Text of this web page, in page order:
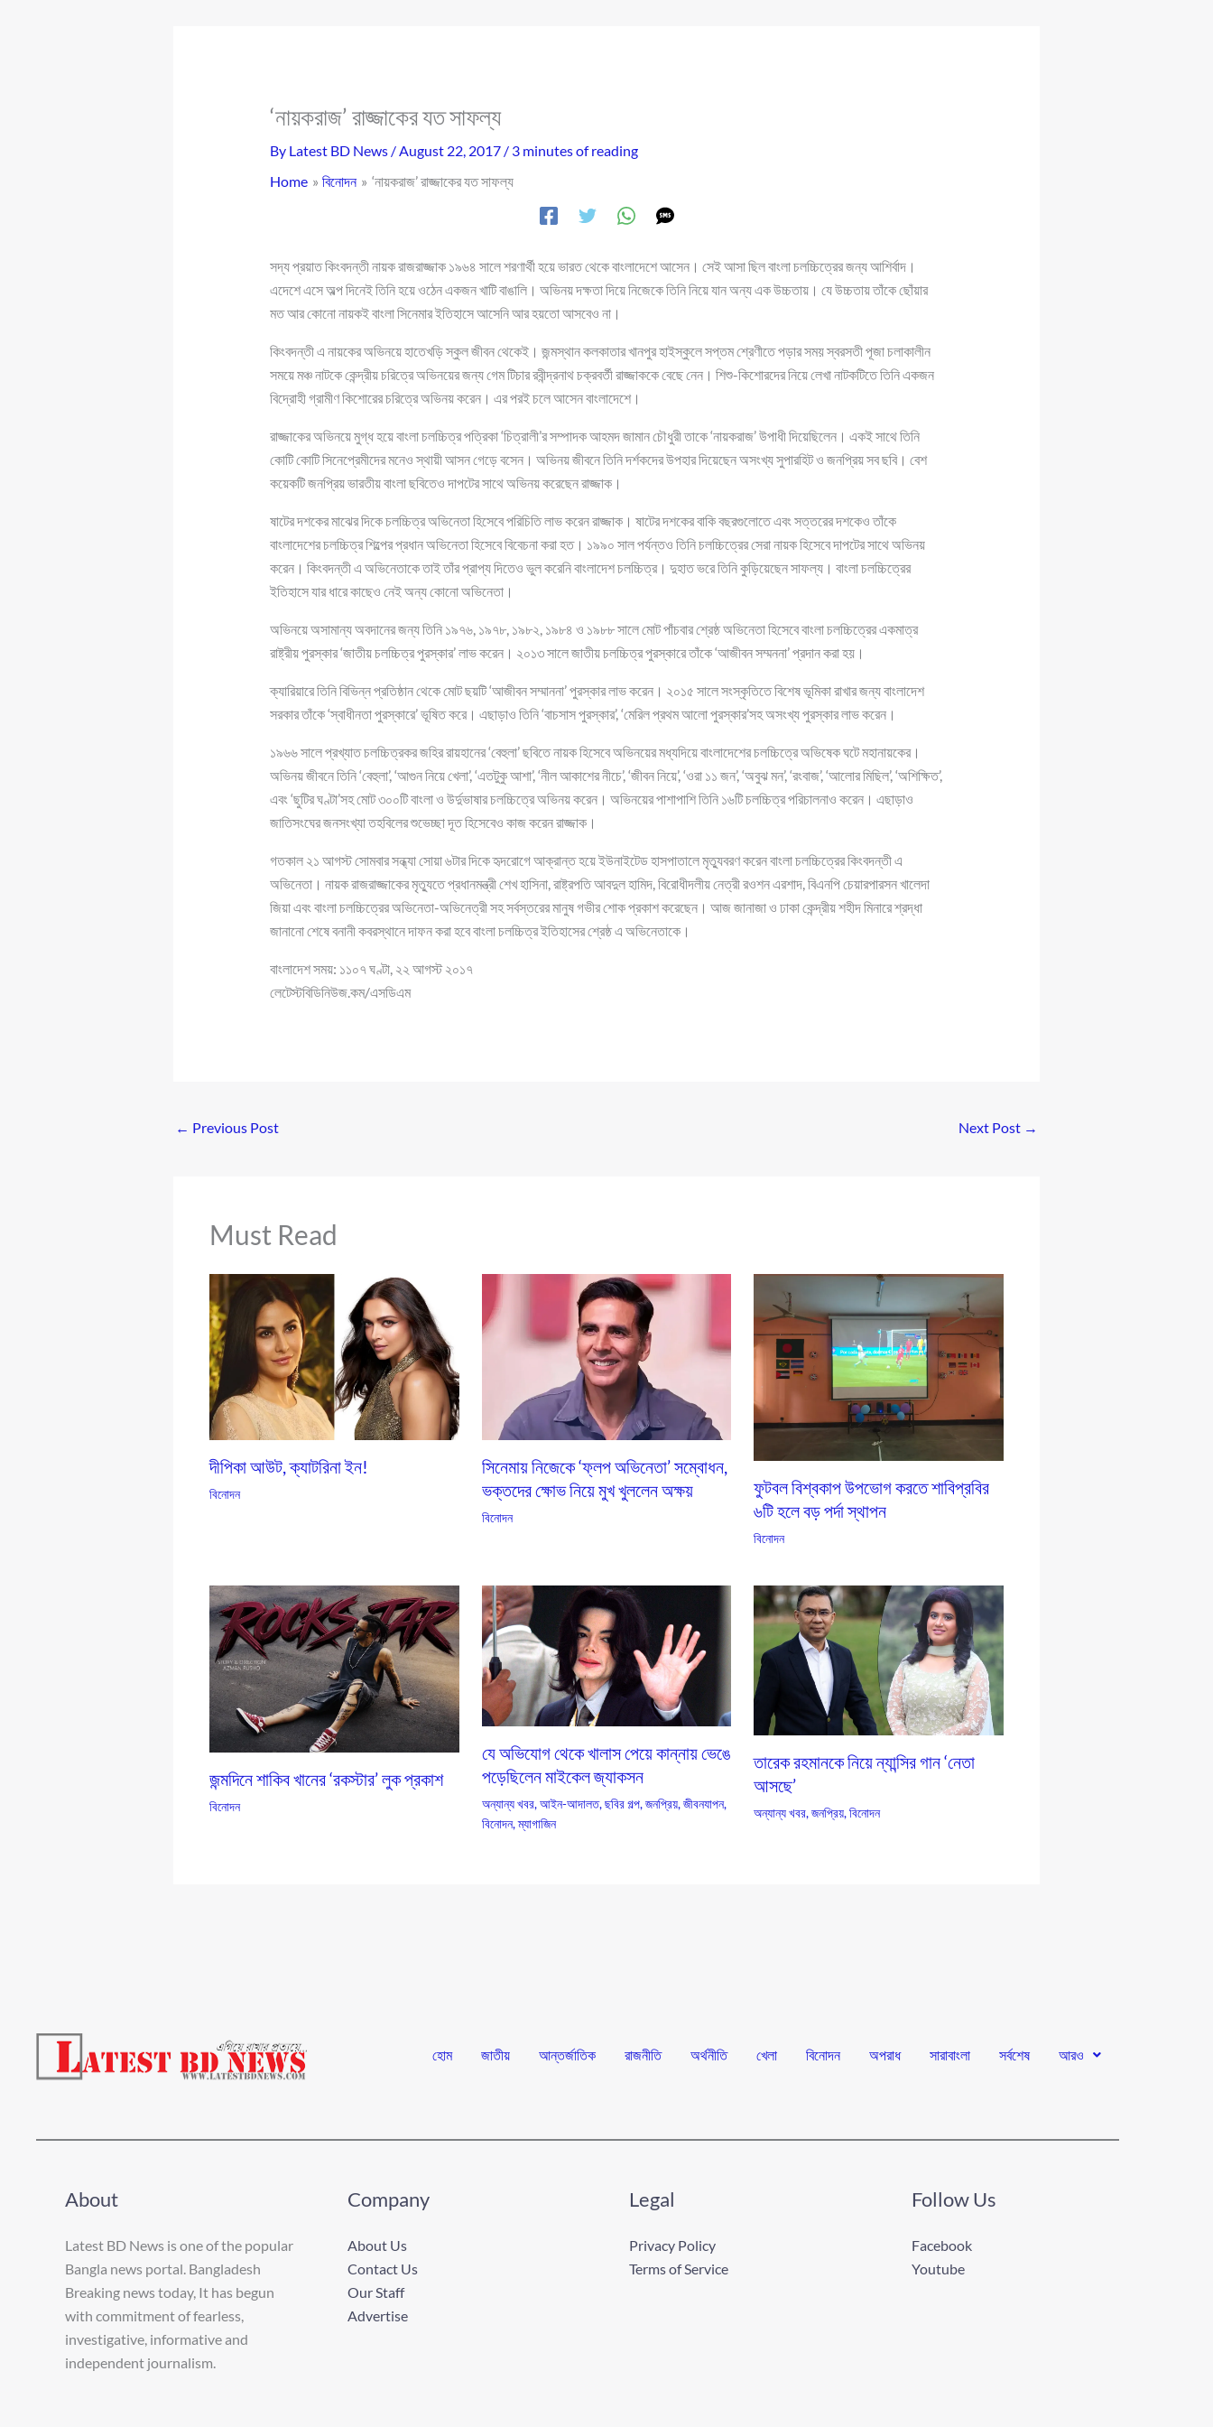
‘নায়করাজ’ রাজ্জাকের যত সাফল্য
By Latest BD News /August 22, 2017 / 3 minutes of reading
Home
বিনোদন ‘নায়করাজ’ রাজ্জাকের যত সাফল্য
সদ্য প্রয়াত কিংবদন্তী নায়ক রাজরাজ্জাক ১৯৬৪ সালে শরণার্থী হয়ে ভারত থেকে বাংলাদেশে আসেন। সেই আসা ছিল বাংলা চলচ্চিত্রের জন্য আশির্বাদ।
এদেশে এসে অল্প দিনেই তিনি হয়ে ওঠেন একজন খাটি বাঙালি। অভিনয় দক্ষতা দিয়ে নিজেকে তিনি নিয়ে যান অন্য এক উচ্চতায়। যে উচ্চতায় তাঁকে ছোঁয়ার
মত আর কোনো নায়কই বাংলা সিনেমার ইতিহাসে আসেনি আর হয়তো আসবেও না।
কিংবদন্তী এ নায়কের অভিনয়ে হাতেখড়ি স্কুল জীবন থেকেই। জন্মস্থান কলকাতার খানপুর হাইস্কুলে সপ্তম শ্রেণীতে পড়ার সময় স্বরসতী পূজা চলাকালীন
সময়ে মঞ্চ নাটকে কেন্দ্রীয় চরিত্রে অভিনয়ের জন্য গেম টিচার রবীন্দ্রনাথ চক্রবর্তী রাজ্জাককে বেছে নেন। শিশু-কিশোরদের নিয়ে লেখা নাটকটিতে তিনি একজন
বিদ্রোহী গ্রামীণ কিশোরের চরিত্রে অভিনয় করেন। এর পরই চলে আসেন বাংলাদেশে।
রাজ্জাকের অভিনয়ে মুগ্ধ হয়ে বাংলা চলচ্চিত্র পত্রিকা ‘চিত্রালী’র সম্পাদক আহমদ জামান চৌধুরী তাকে ‘নায়করাজ’ উপাধী দিয়েছিলেন। একই সাথে তিনি
কোটি কোটি সিনেপ্রেমীদের মনেও স্থায়ী আসন গেড়ে বসেন। অভিনয় জীবনে তিনি দর্শকদের উপহার দিয়েছেন অসংখ্য সুপারহিট ও জনপ্রিয় সব ছবি। বেশ
কয়েকটি জনপ্রিয় ভারতীয় বাংলা ছবিতেও দাপটের সাথে অভিনয় করেছেন রাজ্জাক।
ষাটের দশকের মাঝের দিকে চলচ্চিত্র অভিনেতা হিসেবে পরিচিতি লাভ করেন রাজ্জাক। ষাটের দশকের বাকি বছরগুলোতে এবং সত্তরের দশকেও তাঁকে
বাংলাদেশের চলচ্চিত্র শিল্পের প্রধান অভিনেতা হিসেবে বিবেচনা করা হত। ১৯৯০ সাল পর্যন্তও তিনি চলচ্চিত্রের সেরা নায়ক হিসেবে দাপটের সাথে অভিনয়
করেন। কিংবদন্তী এ অভিনেতাকে তাই তাঁর প্রাপ্য দিতেও ভুল করেনি বাংলাদেশ চলচ্চিত্র। দুহাত ভরে তিনি কুড়িয়েছেন সাফল্য। বাংলা চলচ্চিত্রের
ইতিহাসে যার ধারে কাছেও নেই অন্য কোনো অভিনেতা।
অভিনয়ে অসামান্য অবদানের জন্য তিনি ১৯৭৬, ১৯৭৮, ১৯৮২, ১৯৮৪ ও ১৯৮৮ সালে মোট পাঁচবার শ্রেষ্ঠ অভিনেতা হিসেবে বাংলা চলচ্চিত্রের একমাত্র
রাষ্ট্রীয় পুরস্কার ‘জাতীয় চলচ্চিত্র পুরস্কার’ লাভ করেন। ২০১৩ সালে জাতীয় চলচ্চিত্র পুরস্কারে তাঁকে ‘আজীবন সম্মননা’ প্রদান করা হয়।
ক্যারিয়ারে তিনি বিভিন্ন প্রতিষ্ঠান থেকে মোট ছয়টি ‘আজীবন সম্মাননা’ পুরস্কার লাভ করেন। ২০১৫ সালে সংস্কৃতিতে বিশেষ ভূমিকা রাখার জন্য বাংলাদেশ
সরকার তাঁকে ‘স্বাধীনতা পুরস্কারে’ ভূষিত করে। এছাড়াও তিনি ‘বাচসাস পুরস্কার’, ‘মেরিল প্রথম আলো পুরস্কার’সহ অসংখ্য পুরস্কার লাভ করেন।
১৯৬৬ সালে প্রখ্যাত চলচ্চিত্রকর জহির রায়হানের ‘বেহুলা’ ছবিতে নায়ক হিসেবে অভিনয়ের মধ্যদিয়ে বাংলাদেশের চলচ্চিত্রে অভিষেক ঘটে মহানায়কের।
অভিনয় জীবনে তিনি ‘বেহুলা’, ‘আগুন নিয়ে খেলা’, ‘এতটুকু আশা’, ‘নীল আকাশের নীচে’, ‘জীবন নিয়ে’, ‘ওরা ১১ জন’, ‘অবুঝ মন’, ‘রংবাজ’, ‘আলোর মিছিল’, ‘অশিক্ষিত’,
এবং ‘ছুটির ঘণ্টা’সহ মোট ৩০০টি বাংলা ও উর্দুভাষার চলচ্চিত্রে অভিনয় করেন। অভিনয়ের পাশাপাশি তিনি ১৬টি চলচ্চিত্র পরিচালনাও করেন। এছাড়াও
জাতিসংঘের জনসংখ্যা তহবিলের শুভেচ্ছা দূত হিসেবেও কাজ করেন রাজ্জাক।
গতকাল ২১ আগস্ট সোমবার সন্ধ্যা সোয়া ৬টার দিকে হৃদরোগে আক্রান্ত হয়ে ইউনাইটেড হাসপাতালে মৃত্যুবরণ করেন বাংলা চলচ্চিত্রের কিংবদন্তী এ
অভিনেতা। নায়ক রাজরাজ্জাকের মৃত্যুতে প্রধানমন্ত্রী শেখ হাসিনা, রাষ্ট্রপতি আবদুল হামিদ, বিরোধীদলীয় নেত্রী রওশন এরশাদ, বিএনপি চেয়ারপারসন খালেদা
জিয়া এবং বাংলা চলচ্চিত্রের অভিনেতা-অভিনেত্রী সহ সর্বস্তরের মানুষ গভীর শোক প্রকাশ করেছেন। আজ জানাজা ও ঢাকা কেন্দ্রীয় শহীদ মিনারে শ্রদ্ধা
জানানো শেষে বনানী কবরস্থানে দাফন করা হবে বাংলা চলচ্চিত্র ইতিহাসের শ্রেষ্ঠ এ অভিনেতাকে।
বাংলাদেশ সময়: ১১০৭ ঘণ্টা, ২২ আগস্ট ২০১৭
লেটেস্টবিডিনিউজ.কম/এসডিএম
← Previous Post Next Post →
Must Read
দীপিকা আউট, ক্যাটরিনা ইন!
বিনোদন
সিনেমায় নিজেকে ‘ফ্লপ অভিনেতা’ সম্বোধন,
ভক্তদের ক্ষোভ নিয়ে মুখ খুললেন অক্ষয়
বিনোদন
ফুটবল বিশ্বকাপ উপভোগ করতে শাবিপ্রবির
৬টি হলে বড় পর্দা স্থাপন
বিনোদন
জন্মদিনে শাকিব খানের ‘রকস্টার’ লুক প্রকাশ
বিনোদন
যে অভিযোগ থেকে খালাস পেয়ে কান্নায় ভেঙে
পড়েছিলেন মাইকেল জ্যাকসন
অন্যান্য খবর,আইন-আদালত,ছবির গল্প,জনপ্রিয়,জীবনযাপন,
বিনোদন,ম্যাগাজিন
তারেক রহমানকে নিয়ে ন্যান্সির গান ‘নেতা
আসছে’
অন্যান্য খবর,জনপ্রিয়,বিনোদন
হোম জাতীয় আন্তর্জাতিক রাজনীতি অর্থনীতি খেলা বিনোদন অপরাধ সারাবাংলা সর্বশেষ আরও
About
Latest BD News is one of the popular
Bangla news portal. Bangladesh
Breaking news today, It has begun
with commitment of fearless,
investigative, informative and
independent journalism.
Company
About Us
Contact Us
Our Staff
Advertise
Legal
Privacy Policy
Terms of Service
Follow Us
Facebook
Youtube